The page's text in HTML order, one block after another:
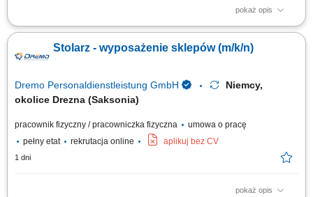
pokaż opis
Twoje zadania: Produkcja i montaż schodów drewnianych;
okien, drzwi oraz drewnianych elementów wykończeniowych; Obsługa
urządzeń wykorzystywanych przy obróbce drewna; Szlifowanie,
Stolarz - wyposażenie sklepów (m/k/n)
Dremo Personaldienstleistung GmbH
Niemcy,
okolice Drezna (Saksonia)
pracownik fizyczny / pracowniczka fizyczna
umowa o pracę
pełny etat
rekrutacja online aplikuj bez CV
1 dni
pokaż opis